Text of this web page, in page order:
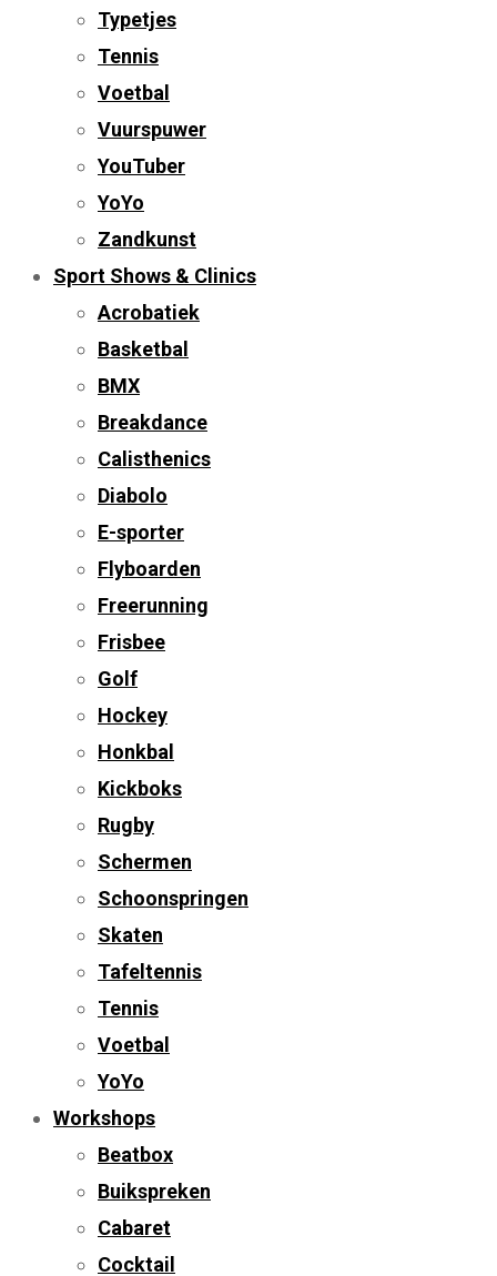
Typetjes
Tennis
Voetbal
Vuurspuwer
YouTuber
YoYo
Zandkunst
Sport Shows & Clinics
Acrobatiek
Basketbal
BMX
Breakdance
Calisthenics
Diabolo
E-sporter
Flyboarden
Freerunning
Frisbee
Golf
Hockey
Honkbal
Kickboks
Rugby
Schermen
Schoonspringen
Skaten
Tafeltennis
Tennis
Voetbal
YoYo
Workshops
Beatbox
Buikspreken
Cabaret
Cocktail